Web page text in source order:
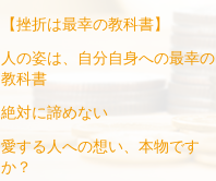
【挫折は最幸の教科書】
人の姿は、自分自身への最幸の
教科書
絶対に諦めない
愛する人への想い、本物です
か？